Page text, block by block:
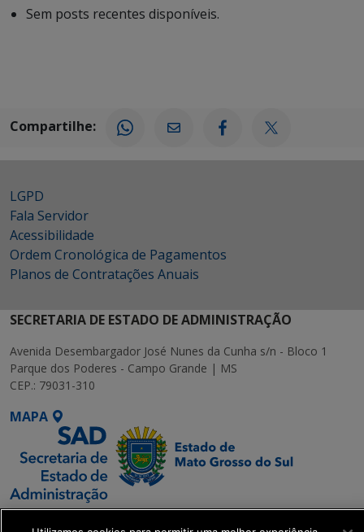
Sem posts recentes disponíveis.
Compartilhe:
LGPD
Fala Servidor
Acessibilidade
Ordem Cronológica de Pagamentos
Planos de Contratações Anuais
SECRETARIA DE ESTADO DE ADMINISTRAÇÃO
Avenida Desembargador José Nunes da Cunha s/n - Bloco 1
Parque dos Poderes - Campo Grande | MS
CEP.: 79031-310
MAPA